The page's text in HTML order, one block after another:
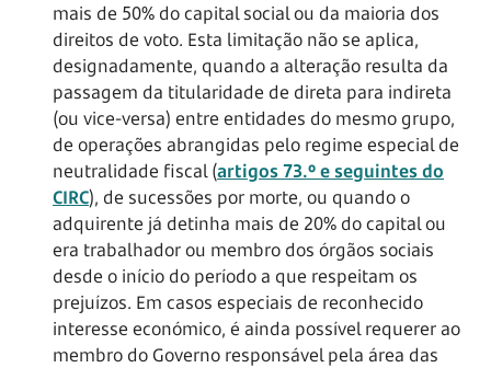
mais de 50% do capital social ou da maioria dos
direitos de voto. Esta limitação não se aplica,
designadamente, quando a alteração resulta da
passagem da titularidade de direta para indireta
(ou vice-versa) entre entidades do mesmo grupo,
de operações abrangidas pelo regime especial de
neutralidade fiscal (artigos 73.º e seguintes do
CIRC), de sucessões por morte, ou quando o
adquirente já detinha mais de 20% do capital ou
era trabalhador ou membro dos órgãos sociais
desde o início do período a que respeitam os
prejuízos. Em casos especiais de reconhecido
interesse económico, é ainda possível requerer ao
membro do Governo responsável pela área das